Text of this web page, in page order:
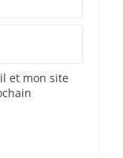
et mon site